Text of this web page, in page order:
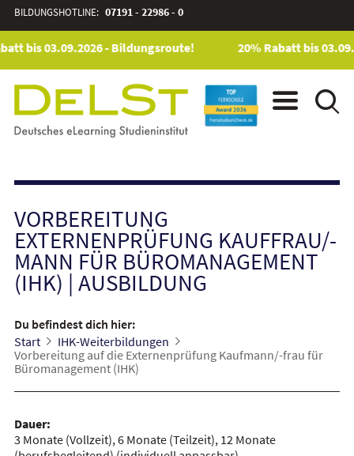
BILDUNGSHOTLINE: 07191 - 22986 - 0
bis 03.09.2026 - Bildungsroute! 20% Rabatt bis
VORBEREITUNG
EXTERNENPRÜFUNG KAUFFRAU/-
MANN FÜR BÜROMANAGEMENT
(IHK) | AUSBILDUNG
Du befindest dich hier:
Start
IHK-Weiterbildungen
Vorbereitung auf die Externenprüfung Kaufmann/-frau für
Büromanagement (IHK)
Dauer:
3 Monate (Vollzeit), 6 Monate (Teilzeit), 12 Monate